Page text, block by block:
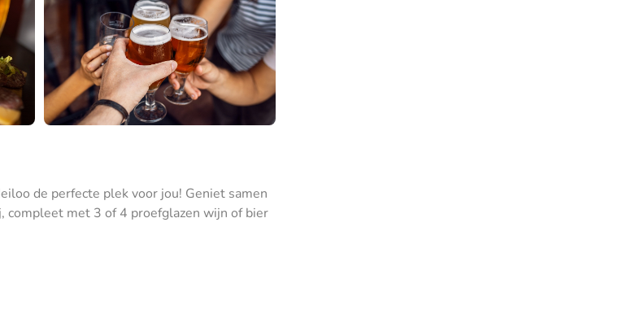
de perfecte plek voor jou! Geniet samen
met 3 of 4 proefglazen wijn of bier